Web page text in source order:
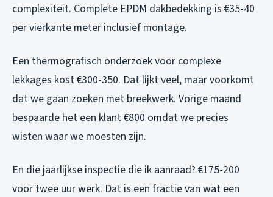
complexiteit. Complete EPDM dakbedekking is €35-40
per vierkante meter inclusief montage.
Een thermografisch onderzoek voor complexe
lekkages kost €300-350. Dat lijkt veel, maar voorkomt
dat we gaan zoeken met breekwerk. Vorige maand
bespaarde het een klant €800 omdat we precies
wisten waar we moesten zijn.
En die jaarlijkse inspectie die ik aanraad? €175-200
voor twee uur werk. Dat is een fractie van wat een